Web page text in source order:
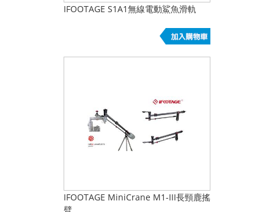
IFOOTAGE S1A1無線電動鯊魚滑軌
IFOOTAGE MiniCrane M1-III長頸鹿搖